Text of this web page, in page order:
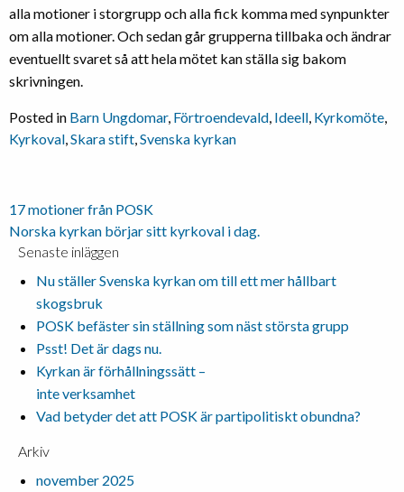
alla motioner i storgrupp och alla fick komma med synpunkter
om alla motioner. Och sedan går grupperna tillbaka och ändrar
eventuellt svaret så att hela mötet kan ställa sig bakom
skrivningen.
Posted in Barn Ungdomar, Förtroendevald, Ideell, Kyrkomöte,
Kyrkoval,Skara stift,Svenska kyrkan
Inläggsnavigering
17 motioner från POSK
Norska kyrkan börjar sitt kyrkoval i dag.
Senaste inläggen
Nu ställer Svenska kyrkan om till ett mer hållbart
skogsbruk
POSK befäster sin ställning som näst största grupp
Psst! Det är dags nu.
Kyrkan är förhållningssätt –
inte verksamhet
Vad betyder det att POSK är partipolitiskt obundna?
Arkiv
november 2025